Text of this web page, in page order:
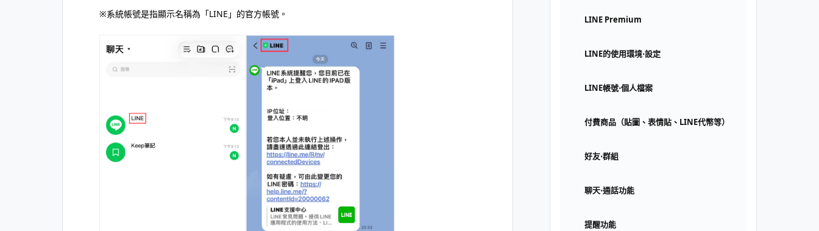
LINE Premium
LINE的使用環境⋅設定
LINE帳號⋅個人檔案
付費商品（貼圖、表情貼、LINE代幣等）
好友⋅群組
聊天⋅通話功能
提醒功能
※系統帳號是指顯示名稱為「LINE」的官方帳號。